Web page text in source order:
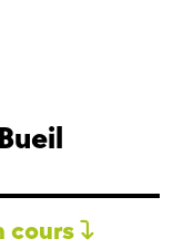
cours